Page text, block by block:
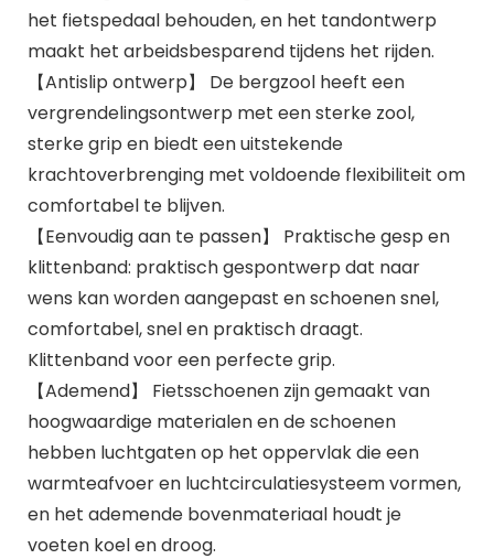
het fietspedaal behouden, en het tandontwerp
maakt het arbeidsbesparend tijdens het rijden.
【Antislip ontwerp】 De bergzool heeft een
vergrendelingsontwerp met een sterke zool,
sterke grip en biedt een uitstekende
krachtoverbrenging met voldoende flexibiliteit om
comfortabel te blijven.
【Eenvoudig aan te passen】 Praktische gesp en
klittenband: praktisch gespontwerp dat naar
wens kan worden aangepast en schoenen snel,
comfortabel, snel en praktisch draagt.
Klittenband voor een perfecte grip.
【Ademend】 Fietsschoenen zijn gemaakt van
hoogwaardige materialen en de schoenen
hebben luchtgaten op het oppervlak die een
warmteafvoer en luchtcirculatiesysteem vormen,
en het ademende bovenmateriaal houdt je
voeten koel en droog.